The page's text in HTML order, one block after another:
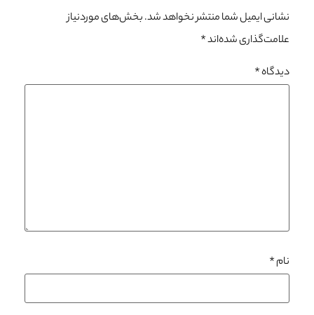
نشانی ایمیل شما منتشر نخواهد شد.بخش‌های موردنیاز
علامت‌گذاری شده‌اند*
دیدگاه*
نام*